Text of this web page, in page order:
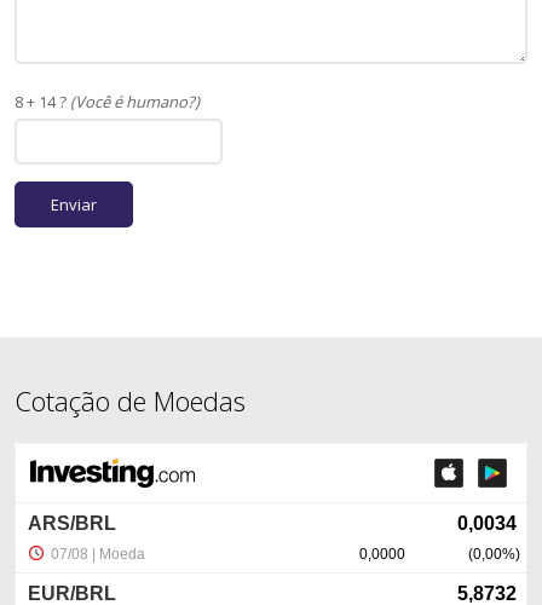
8 + 14 ? (Você é humano?)
Cotação de Moedas